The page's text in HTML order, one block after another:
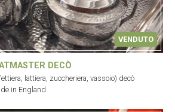
VENDUTO
DECÒ
lattiera, zuccheriera, vassoio) decò
in England